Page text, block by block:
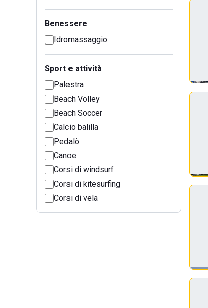
Benessere
Idromassaggio
Sport e attività
Palestra
Beach Volley
Beach Soccer
Calcio balilla
Pedalò
Canoe
Corsi di windsurf
Corsi di kitesurfing
Corsi di vela